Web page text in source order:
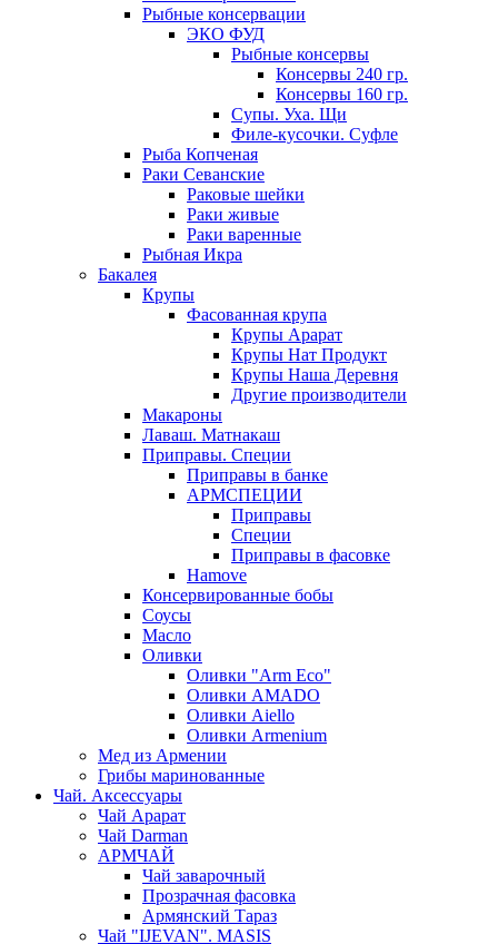
Рыбные консервации
ЭКО ФУД
Рыбные консервы
Консервы 240 гр.
Консервы 160 гр.
Супы. Уха. Щи
Филе-кусочки. Суфле
Рыба Копченая
Раки Севанские
Раковые шейки
Раки живые
Раки варенные
Рыбная Икра
Бакалея
Крупы
Фасованная крупа
Крупы Арарат
Крупы Нат Продукт
Крупы Наша Деревня
Другие производители
Макароны
Лаваш. Матнакаш
Приправы. Специи
Приправы в банке
АРМСПЕЦИИ
Приправы
Специи
Приправы в фасовке
Hamove
Консервированные бобы
Соусы
Масло
Оливки
Оливки "Arm Eco"
Оливки AMADO
Оливки Aiello
Оливки Armenium
Мед из Армении
Грибы маринованные
Чай. Аксессуары
Чай Арарат
Чай Darman
АРМЧАЙ
Чай заварочный
Прозрачная фасовка
Армянский Тараз
Чай "IJEVAN". MASIS